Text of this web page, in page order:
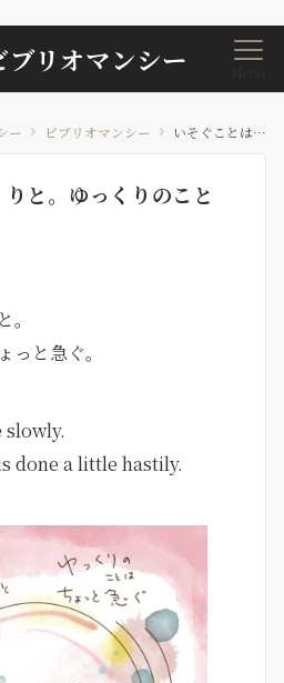
リオマンシー
ー ビブリオマンシー いそぐことはゆっくりと。ゆっくりのことは、ちょっと急ぐ。
と。ゆっくりのこと
っと急ぐ。
slowly.
done a little hastily.